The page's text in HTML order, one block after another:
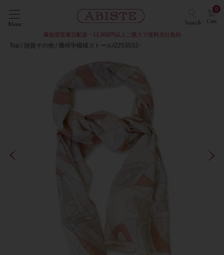
Menu Search Cart
0
最短翌営業日配送・11,000円以上ご購入で送料当社負担
Top 雑貨その他 幾何学模様ストール/2253532-